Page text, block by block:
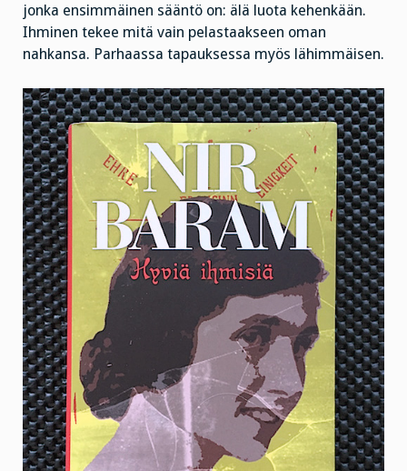
jonka ensimmäinen sääntö on: älä luota kehenkään.
Ihminen tekee mitä vain pelastaakseen oman
nahkansa. Parhaassa tapauksessa myös lähimmäisen.